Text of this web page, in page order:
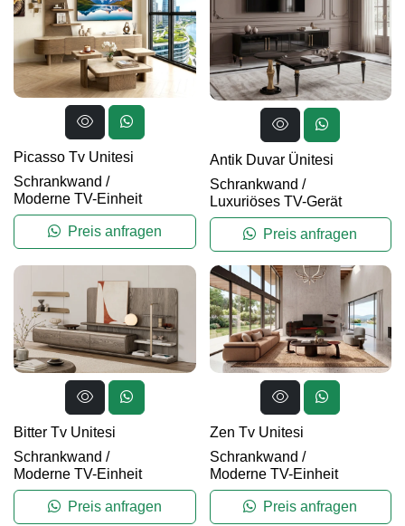
Picasso Tv Unitesi
Schrankwand /
Moderne TV-Einheit
Preis anfragen
Antik Duvar Ünitesi
Schrankwand /
Luxuriöses TV-Gerät
Preis anfragen
Bitter Tv Unitesi
Schrankwand /
Moderne TV-Einheit
Preis anfragen
Zen Tv Unitesi
Schrankwand /
Moderne TV-Einheit
Preis anfragen